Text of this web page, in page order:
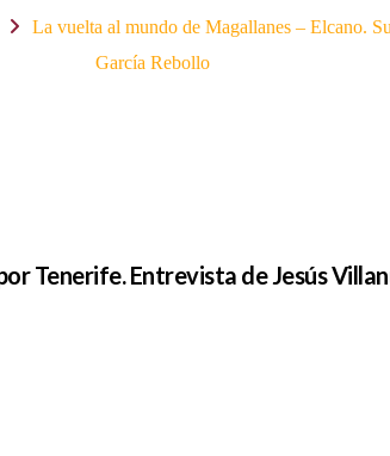
La vuelta al mundo de Magallanes – Elcano.
García Rebollo
Tenerife. Entrevista de Jesús